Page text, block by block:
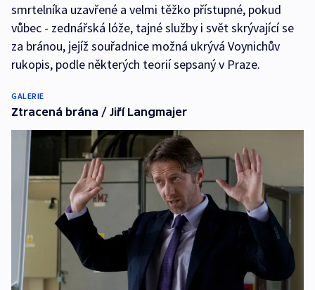
smrtelníka uzavřené a velmi těžko přístupné, pokud
vůbec - zednářská lóže, tajné služby i svět skrývající se
za bránou, jejíž souřadnice možná ukrývá Voynichův
rukopis, podle některých teorií sepsaný v Praze.
GALERIE
Ztracená brána / Jiří Langmajer